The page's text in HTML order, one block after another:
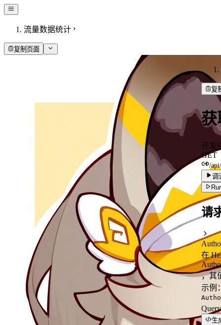
流量数据统计
复制页面
复
获
开发
GET
/
调
请
在
，其
示例
生